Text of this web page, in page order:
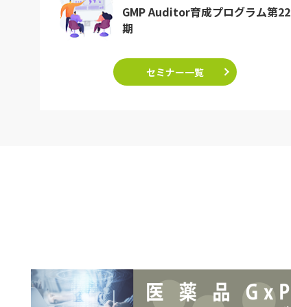
GMP Auditor育成プログラム第22
期
セミナー一覧